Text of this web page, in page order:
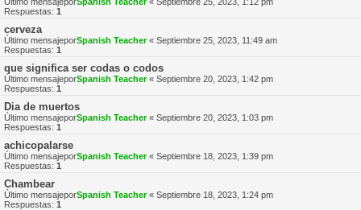
Respuestas: 1
cerveza
Último mensajeporSpanish Teacher« Septiembre 25, 2023, 11:49 am
Respuestas: 1
que significa ser codas o codos
Último mensajeporSpanish Teacher« Septiembre 20, 2023, 1:42 pm
Respuestas: 1
Dia de muertos
Último mensajeporSpanish Teacher« Septiembre 20, 2023, 1:03 pm
Respuestas: 1
achicopalarse
Último mensajeporSpanish Teacher« Septiembre 18, 2023, 1:39 pm
Respuestas: 1
Chambear
Último mensajeporSpanish Teacher« Septiembre 18, 2023, 1:24 pm
Respuestas: 1